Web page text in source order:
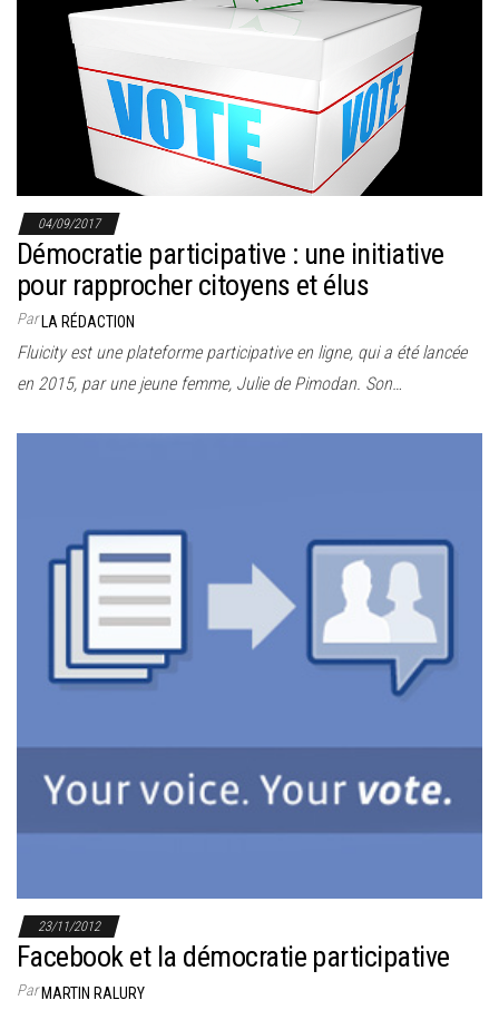
04/09/2017
Démocratie participative : une initiative
pour rapprocher citoyens et élus
ParLA RÉDACTION
Fluicity est une plateforme participative en ligne, qui a été lancée
en 2015, par une jeune femme, Julie de Pimodan. Son…
23/11/2012
Facebook et la démocratie participative
ParMARTIN RALURY